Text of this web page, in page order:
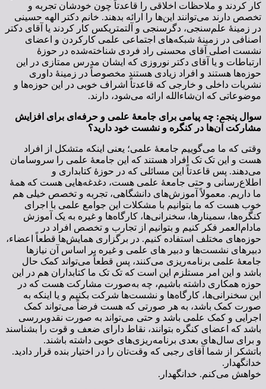
کار کردند و ملاحظات اخلاقی را قاعدتاً چون خودشان تجربه و
تخصص دارند می‌توانند این‌ها را ارائه بدهند. خانم دکتر الهه حسینی
در زمینۀ علم‌سنجی، دگرسنجی و آلتمتریکس کار کردند یا آقای دکتر
اصنافی در زمینۀ شبکه‌های اجتماعی علمی کارکردن و اعضای
نشست اصلی آقای محسنی راد فردی شناخته‌شده در حوزۀ
ارتباطات و یا آقای دکتر نوروزی که ایشان مدرس ممتازی در این
حوزه‌ها هستند و افراد زیادی هستند مخصوصاً در زمینۀ داوری
نشریات داخلی و خارجی که قاعدتاً اشراف خوبی در این حوزه‌ها و
موضوعاتی که ان‌شاءالله ارائه می‌شود، دارند.
سوال پنجم: چه پیامی برای جامعۀ علمی و حرفه‌ای برای افزایش
مشارکت آن‌ها در کنگره و نشست خود دارید؟
وقتی که ما می‌گوییم جامعۀ علمی؛ یعنی اینکه متشکل از افراد
هست و این تک تک افراد هستند که این جامعۀ علمی را سر‌و‌سامان
می‌دهند. پس قاعدتاً این مسائلی که در حوزۀ کتابداری و
اطلاع‌رسانی و حتی جامعۀ علمی هست، دغدغه‌هایی هست که همۀ
ما داریم. معمولاً آموزش‌های دانشگاهی، تجربه و تخصص خیلی هم
خوب هست که ما بتوانیم با مشکلات این جوامع علمی با اجرای
کنگره‌ها، سمینارها، سخنرانی‌ها، کارگاه‌ها و غیره به یک آموزش
مادام‌العمر فکر کنیم و بتوانیم از تجارب و تخصص افراد در
حوزه‌های مختلف استفاده کنیم. در برگزاری همایش‌ها قطعاً اعضاء،
دبیرهای نشست‌ها و دبیر های علمی و غیره بر اساس آن نیازها
جامعۀ علمی برنامه‌ریزی می‌کنند، پس قطعاً می‌تواند کمک حال
باشد و این امر مستلزم این است که تک تک ما کتابداران هم در این
حوزه همکاری داشته باشیم، چه به‌صورت مشارکت هست که در
این سخنرانی‌ها، کارگاه‌ها و نشست‌ها شرکت بکنیم و یا اینکه به
صورت کمک باشد، به هر صورتی که هست فرضاً می‌تواند کمک
اجرایی و کمک علمی باشد و حتی می‌تواند به صورت نقد‌و‌بررسی
باشد که اعضای کنگره بتوانند، نقاط دارای ضعف و قوت را بشناسند
و برای سال‌های بعدی برنامه‌‌ریزی‌های خوبی داشته باشند.
باتشکر از شما آقای رجبی که وقت‌تان را در اختیار بنده قرار دادید.
خدانگهدار.
خواهش می‌کنم. خدانگهدار.